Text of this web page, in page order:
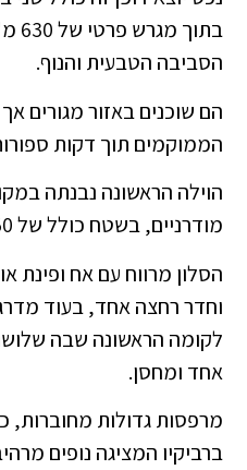
הסביבה הטבעית והנוף.
הם שוכנים באזור מגורים
הממוקמים תוך דקות
מודרניים, בשטח כולל של 150 מ"ר.
הסלון מרווח עם אח ופינת
וחדר רחצה אחד, בעוד
לקומה הראשונה שבה
אחד ומחסן.
מרפסות גדולות
ברביקיו המציגה נופים